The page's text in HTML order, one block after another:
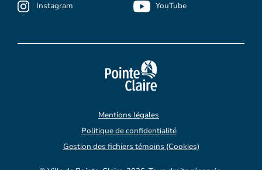
Instagram YouTube
Mentions légales
Politique de confidentialité
Gestion des fichiers témoins (Cookies)